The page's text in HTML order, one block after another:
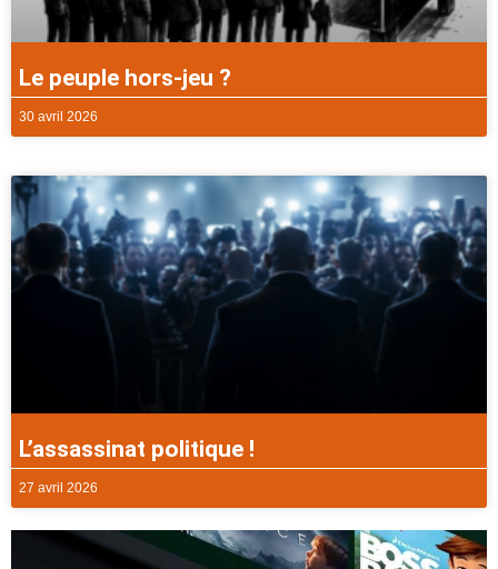
Le peuple hors-jeu ?
30 avril 2026
L’assassinat politique !
27 avril 2026